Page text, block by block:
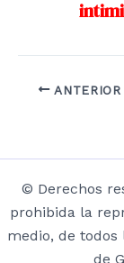
ANTERIOR
© Derechos
prohibida la
medio, de
de